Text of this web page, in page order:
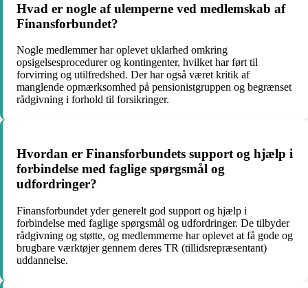
Hvad er nogle af ulemperne ved medlemskab af
Finansforbundet?
Nogle medlemmer har oplevet uklarhed omkring
opsigelsesprocedurer og kontingenter, hvilket har ført til
forvirring og utilfredshed. Der har også været kritik af
manglende opmærksomhed på pensionistgruppen og begrænset
rådgivning i forhold til forsikringer.
Hvordan er Finansforbundets support og hjælp i
forbindelse med faglige spørgsmål og
udfordringer?
Finansforbundet yder generelt god support og hjælp i
forbindelse med faglige spørgsmål og udfordringer. De tilbyder
rådgivning og støtte, og medlemmerne har oplevet at få gode og
brugbare værktøjer gennem deres TR (tillidsrepræsentant)
uddannelse.